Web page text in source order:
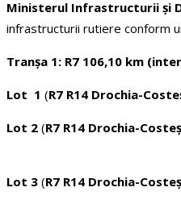
Ministerul Infrastructurii și
infrastructurii rutiere conform
Tranșa 1: R7 106,10 km
Lot 1 (R7 R14 Drochia-
Lot 2 (R7 R14 Drochia-
Lot 3 (R7 R14 Drochia-